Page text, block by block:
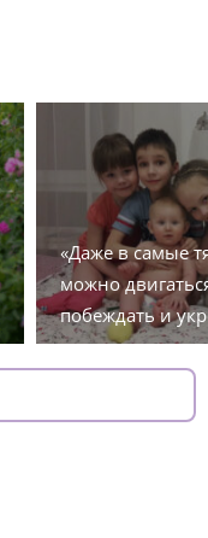
«Даже в самые
можно
побеждать и